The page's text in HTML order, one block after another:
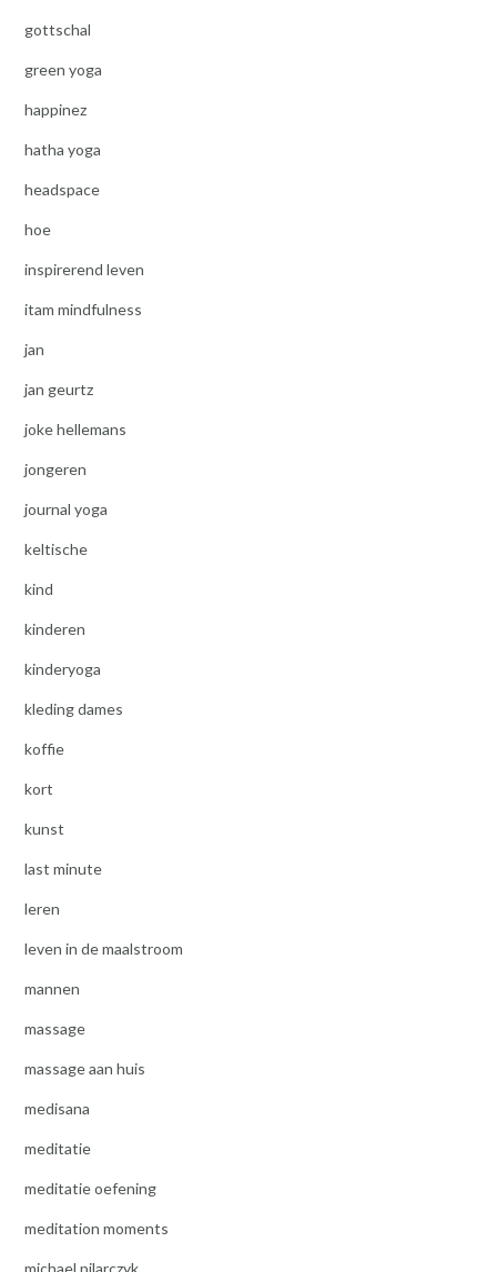
gottschal
green yoga
happinez
hatha yoga
headspace
hoe
inspirerend leven
itam mindfulness
jan
jan geurtz
joke hellemans
jongeren
journal yoga
keltische
kind
kinderen
kinderyoga
kleding dames
koffie
kort
kunst
last minute
leren
leven in de maalstroom
mannen
massage
massage aan huis
medisana
meditatie
meditatie oefening
meditation moments
michael pilarczyk